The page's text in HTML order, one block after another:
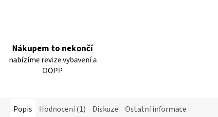
Nákupem to nekončí
nabízíme revize vybavení a
OOPP
Popis Hodnocení (1) Diskuze Ostatní informace